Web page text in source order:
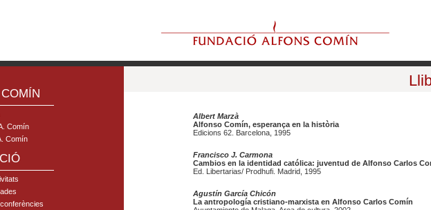
Comín
Comín
Albert Marzà
Alfonso Comín, esperança en la història
Edicions 62. Barcelona, 1995
Francisco J. Carmona
Cambios en la identidad católica: juventud de Alfonso Carlos
Ed. Libertarias/ Prodhufi. Madrid, 1995
Agustín García Chicón
La antropología cristiano-marxista en Alfonso Carlos Comín